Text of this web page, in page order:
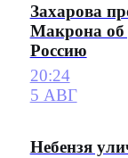
Захарова
Макрона об
Россию
20:24
5 АВГ
Небензя